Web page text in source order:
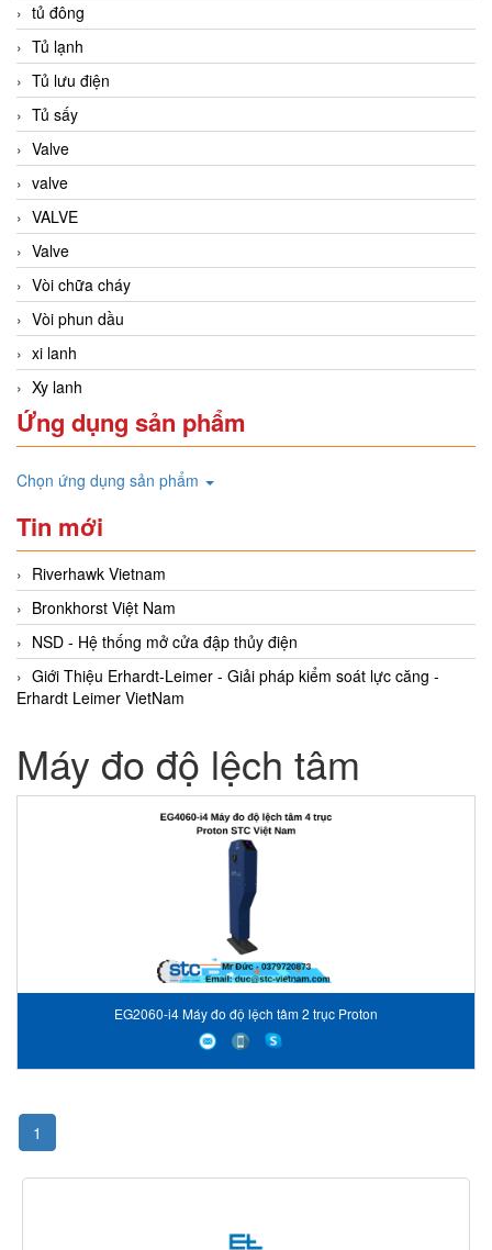
tủ đông
Tủ lạnh
Tủ lưu điện
Tủ sấy
Valve
valve
VALVE
Valve
Vòi chữa cháy
Vòi phun dầu
xi lanh
Xy lanh
Ứng dụng sản phẩm
Chọn ứng dụng sản phẩm
Tin mới
Riverhawk Vietnam
Bronkhorst Việt Nam
NSD - Hệ thống mở cửa đập thủy điện
Giới Thiệu Erhardt-Leimer - Giải pháp kiểm soát lực căng -
Erhardt Leimer VietNam
Máy đo độ lệch tâm
EG2060-i4 Máy đo độ lệch tâm 2 trục Proton
1